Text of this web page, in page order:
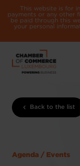
This website is for
payments or any other
be paid through this
your personal
Back to the list
Agenda / Events